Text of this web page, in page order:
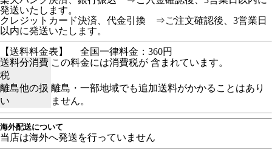
発送いたします。
クレジットカード決済、代金引換 ⇒ご注文確認後、3営業日
以内に発送いたします。
【送料料金表】
全国一律料金：360円
送料分消費
税
この料金には消費税が 含まれています。
離島他の扱
い
離島・一部地域でも追加送料がかかることはあり
ません。
海外配送について
当店は海外へ発送を行っていません